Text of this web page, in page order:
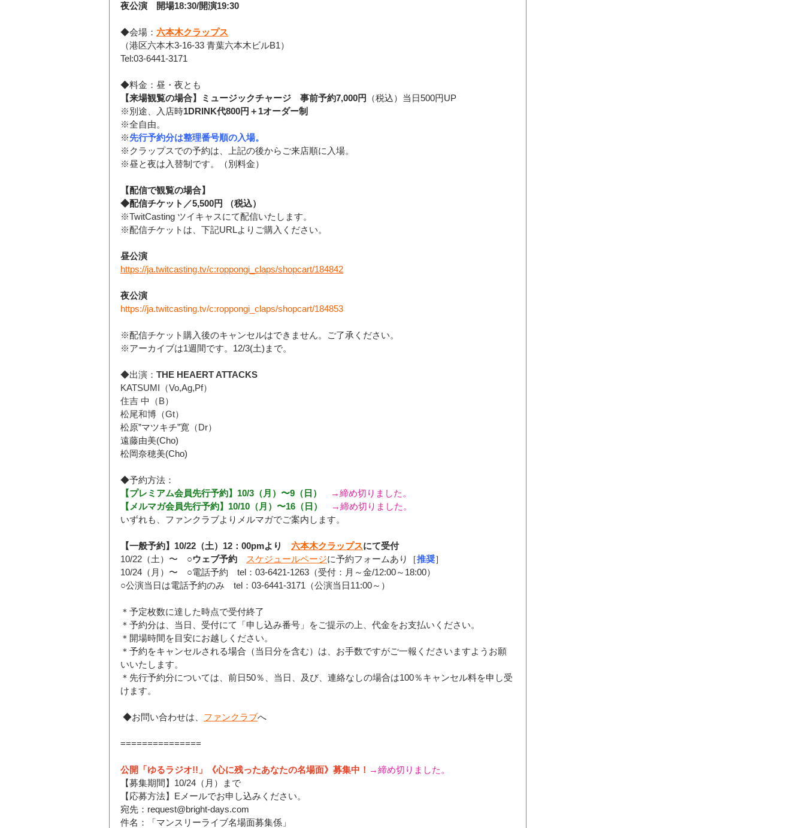
夜公演　開場18:30/開演19:30
◆会場： 六本木クラップス
（港区六本木3-16-33 青葉六本木ビルB1）
Tel:03-6441-3171
◆料金：昼・夜とも
【来場観覧の場合】ミュージックチャージ　事前予約7,000円
（税込）当日500円UP
※別途、入店時1DRINK代800円＋1オーダー制
※全自由。
※先行予約分は整理番号順の入場。
※クラップスでの予約は、上記の後からご来店順に入場。
※昼と夜は入替制です。（別料金）
【配信で観覧の場合】
◆配信チケット／5,500円 （税込）
※TwitCasting ツイキャスにて配信いたします。
※配信チケットは、下記URLよりご購入ください。
昼公演
https://ja.twitcasting.tv/c:roppongi_claps/shopcart/184842
夜公演
https://ja.twitcasting.tv/c:roppongi_claps/shopcart/184853
※配信チケット購入後のキャンセルはできません。ご了承ください。
※アーカイブは1週間です。12/3(土)まで。
◆出演： THE HEAERT ATTACKS
KATSUMI（Vo,Ag,Pf）
住吉 中（B）
松尾和博（Gt）
松原”マツキチ”寛（Dr）
遠藤由美(Cho)
松岡奈穂美(Cho)
◆予約方法：
【プレミアム会員先行予約】10/3（月）〜9（日）
→締め切りました。
【メルマガ会員先行予約】10/10（月）〜16（日）
→締め切りました。
いずれも、ファンクラブよりメルマガでご案内します。
【一般予約】10/22（土）12：00pmより 六本木クラップスにて受付
10/22（土）〜　○ウェブ予約 スケジュールページに予約フォームあり［推奨］
10/24（月）〜　○電話予約　tel：03-6421-1263（受付：月～金/12:00～18:00）
○公演当日は電話予約のみ　tel：03-6441-3171（公演当日11:00～）
＊予定枚数に達した時点で受付終了
＊予約分は、当日、受付にて「申し込み番号」をご提示の上、代金をお支払いください。
＊開場時間を目安にお越しください。
＊予約をキャンセルされる場合（当日分を含む）は、お手数ですがご一報くださいますようお願
いいたします。
＊先行予約分については、前日50％、当日、及び、連絡なしの場合は100％キャンセル料を申し受
けます。
◆お問い合わせは、 ファンクラブへ
===============
公開「ゆるラジオ!!」《心に残ったあなたの名場面》募集中！ →締め切りました。
【募集期間】10/24（月）まで
【応募方法】Eメールでお申し込みください。
宛先：request@bright-days.com
件名：「マンスリーライブ名場面募集係」